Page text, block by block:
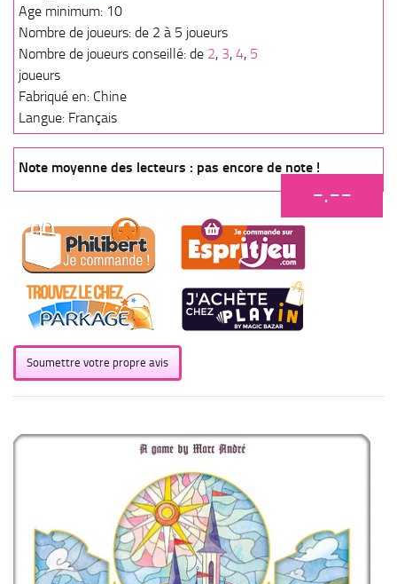
Age minimum: 10
Nombre de joueurs: de 2 à 5 joueurs
Nombre de joueurs conseillé: de 2, 3, 4, 5
joueurs
Fabriqué en: Chine
Langue: Français
Note moyenne des lecteurs : pas encore de note !
-.--
Soumettre votre propre avis